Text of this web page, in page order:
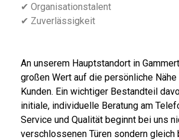
✔ Organisationstalent
✔ Zuverlässigkeit
An unserem Hauptstandort in
großen Wert auf die persönliche
Kunden. Ein wichtiger Bestandteil
initiale, individuelle Beratung am
Service und Qualität beginnt bei uns
verschlossenen Türen sondern gleich